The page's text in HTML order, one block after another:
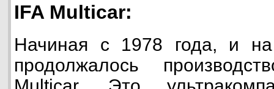
IFA Multicar:
Начиная с 1978 года, и
продолжалось